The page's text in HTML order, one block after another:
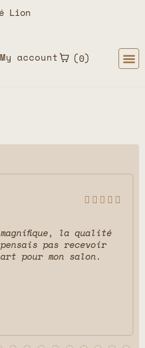
Lion
My account 0
    
la qualité
pas recevoir
pour mon salon.